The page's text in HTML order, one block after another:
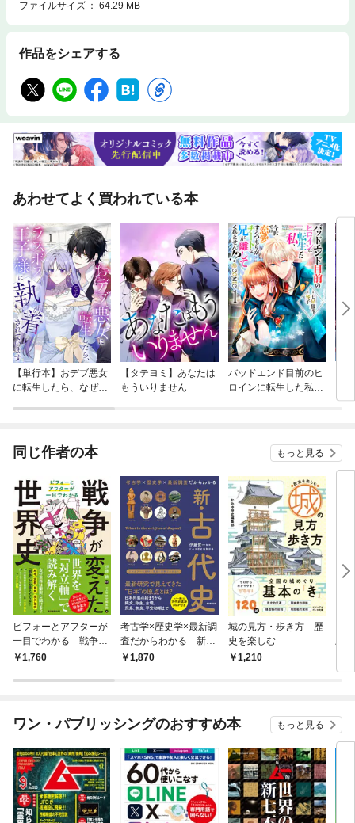
ファイルサイズ
64.29 MB
作品をシェアする
あわせてよく買われている本
【単行本】おデブ悪女
に転生したら、なぜか
【タテヨミ】あなたは
もういりません
バッドエンド目前のヒ
ロインに転生した私、
同じ作者の本 もっと見る
ビフォーとアフターが
一目でわかる 戦争が
変えた世界史
1,760
考古学×歴史学×最新調
査だからわかる 新・
古代史
1,870
城の見方・歩き方 歴
史を楽しむ
1,210
上
ワン・パブリッシングのおすすめ本 もっと見る